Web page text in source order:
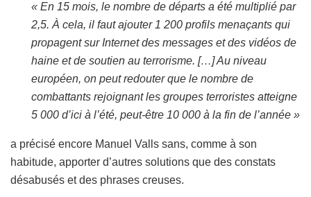
« En 15 mois, le nombre de départs a été multiplié par
2,5. À cela, il faut ajouter 1 200 profils menaçants qui
propagent sur Internet des messages et des vidéos de
haine et de soutien au terrorisme. […] Au niveau
européen, on peut redouter que le nombre de
combattants rejoignant les groupes terroristes atteigne
5 000 d’ici à l’été, peut-être 10 000 à la fin de l’année »
a précisé encore Manuel Valls sans, comme à son
habitude, apporter d’autres solutions que des constats
désabusés et des phrases creuses.